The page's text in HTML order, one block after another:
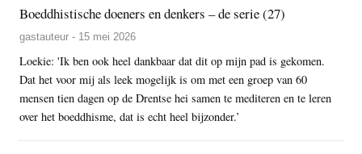
Boeddhistische doeners en denkers – de serie (27)
gastauteur - 15 mei 2026
Loekie: 'Ik ben ook heel dankbaar dat dit op mijn pad is gekomen.
Dat het voor mij als leek mogelijk is om met een groep van 60
mensen tien dagen op de Drentse hei samen te mediteren en te leren
over het boeddhisme, dat is echt heel bijzonder.’